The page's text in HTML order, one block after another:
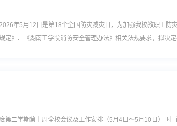
年5月12日是第18个全国防灾减灾日，为加强我校教职工防
定》、《湖南工学院消防安全管理办法》相关法规要求，拟决
第二学期第十周全校会议及工作安排（5月4日～5月10日）